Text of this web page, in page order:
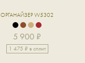
ОРГАНАЙЗЕР W5302
5 900 ₽
1 475 ₽ в сплит